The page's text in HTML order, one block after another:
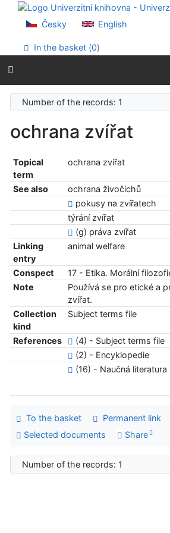
Go to content
Go to menu
Accessibility declaration
Česky English
In the basket (0)
Number of the records: 1
ochrana zvířat
Topical
term
ochrana zvířat
See also
ochrana živočichů
pokusy na zvířatech
týrání zvířat
(g) práva zvířat
Linking
entry
animal welfare
Conspect
17 - Etika. Morální
Note
Používá se pro etické a
zvířat.
Collection
kind
Subject terms file
References
(4) - Subject terms file
(2) - Encyklopedie
(16) - Naučná literatura
To the basket Permanent link
Selected documents
Share
Number of the records: 1